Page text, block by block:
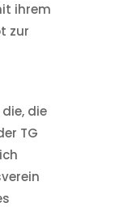
ihrem
zur
die
TG